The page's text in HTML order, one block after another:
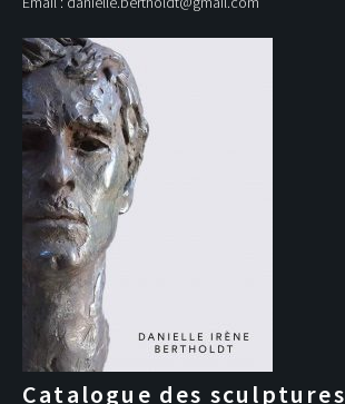
Catalogue des sculptures